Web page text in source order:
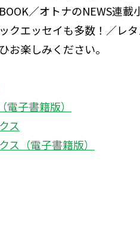
／オトナのNEWS連載
クエッセイも多数！／レ
お楽しみください。
子書籍版）
ス
ス（電子書籍版）